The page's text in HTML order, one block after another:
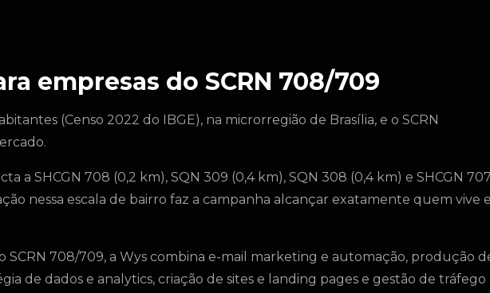
empresas do SCRN 708/709
(Censo 2022 do IBGE), na microrregião de Brasília, e o SCRN
a SHCGN 708 (0,2 km), SQN 309 (0,4 km), SQN 308 (0,4 km) e SHCGN 707
nessa escala de bairro faz a campanha alcançar exatamente quem vive e
SCRN 708/709, a Wys combina e-mail marketing e automação, produção
de dados e analytics, criação de sites e landing pages e gestão de tráfego